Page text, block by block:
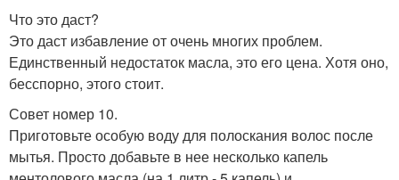
Что это даст?
Это даст избавление от очень многих проблем.
Единственный недостаток масла, это его цена. Хотя оно,
бесспорно, этого стоит.
Совет номер 10.
Приготовьте особую воду для полоскания волос после
мытья. Просто добавьте в нее несколько капель